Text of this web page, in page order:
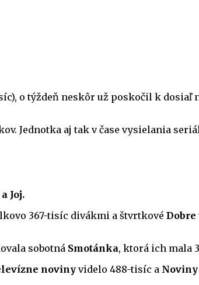
o týždeň neskôr už poskočil k dosiaľ
Jednotka aj tak v čase vysielania
Joj.
367-tisíc divákmi a štvrtkové Dobre
sobotná Smotánka, ktorá ich mala
novinyvidelo 488-tisíc a Noviny